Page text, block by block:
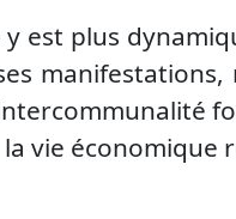
y est plus
la vie